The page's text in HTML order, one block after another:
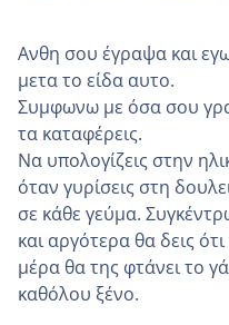
Ανθη σου έγραψα και
μετα το είδα αυτο.
Συμφωνω με όσα σου
τα καταφέρεις.
Να υπολογίζεις στην
όταν γυρίσεις στη
σε κάθε γεύμα.
και αργότερα θα δεις
μέρα θα της φτάνει το
καθόλου ξένο.